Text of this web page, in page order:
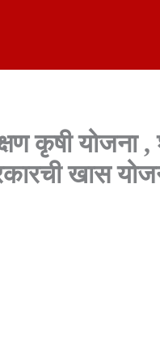
कृषी योजना
खास